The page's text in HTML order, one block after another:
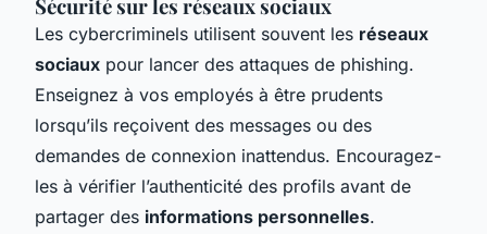
Sécurité sur les réseaux sociaux
Les cybercriminels utilisent souvent les réseaux
sociaux pour lancer des attaques de phishing.
Enseignez à vos employés à être prudents
lorsqu’ils reçoivent des messages ou des
demandes de connexion inattendus. Encouragez-
les à vérifier l’authenticité des profils avant de
partager des informations personnelles.